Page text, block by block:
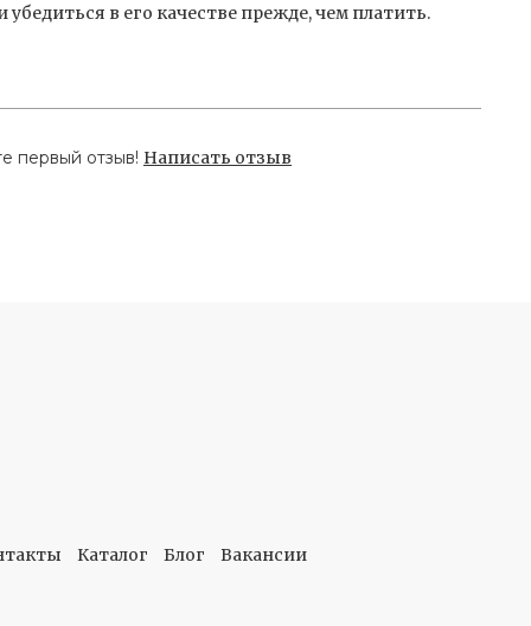
убедиться в его качестве прежде, чем платить.
первый отзыв! Написать отзыв
Каталог Блог Вакансии